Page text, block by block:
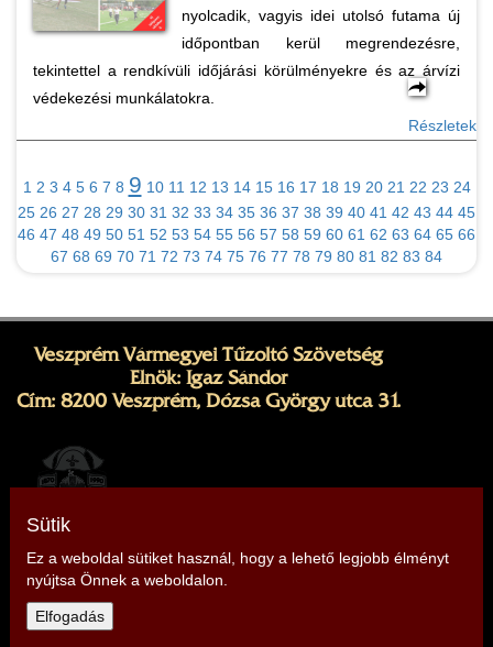
nyolcadik, vagyis idei utolsó futama új
időpontban kerül megrendezésre,
tekintettel a rendkívüli időjárási körülményekre és az árvízi
védekezési munkálatokra.
Részletek
1 2 3 4 5 6 7 8 9 10 11 12 13 14 15 16 17 18 19 20 21 22 23 24
25 26 27 28 29 30 31 32 33 34 35 36 37 38 39 40 41 42 43 44 45
46 47 48 49 50 51 52 53 54 55 56 57 58 59 60 61 62 63 64 65 66
67 68 69 70 71 72 73 74 75 76 77 78 79 80 81 82 83 84
Veszprém Vármegyei Tűzoltó Szövetség
Elnök: Igaz Sándor
Cím: 8200 Veszprém, Dózsa György utca 31.
Telefon: +36 30 348 1612,
E-mail:
Sütik
Ez a weboldal sütiket használ, hogy a lehető legjobb élményt
nyújtsa Önnek a weboldalon.
Elfogadás